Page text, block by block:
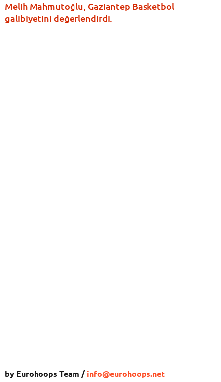
Melih Mahmutoğlu, Gaziantep Basketbol
galibiyetini değerlendirdi.
by Eurohoops Team /info@eurohoops.net